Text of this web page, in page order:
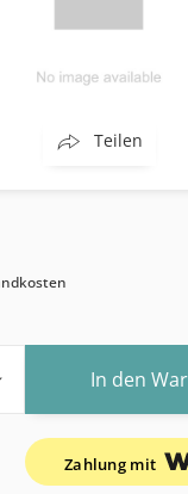
Teilen
In den
Zahlung mit